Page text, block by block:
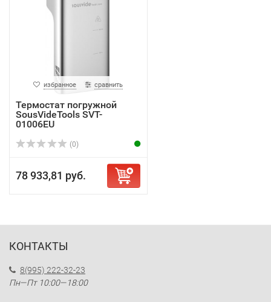
избранное сравнить
Термостат погружной
SousVideTools SVT-
01006EU
(0)
78 933,81 руб.
КОНТАКТЫ
8(995) 222-32-23
Пн—Пт 10:00—18:00